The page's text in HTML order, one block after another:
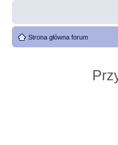
Strona główna forum